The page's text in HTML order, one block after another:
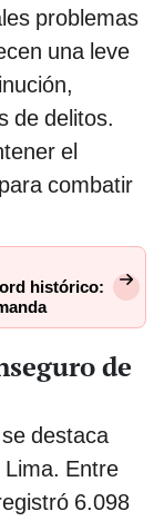
problemas
una leve
de delitos.
el
combatir
histórico:
de
destaca
Entre
6.098